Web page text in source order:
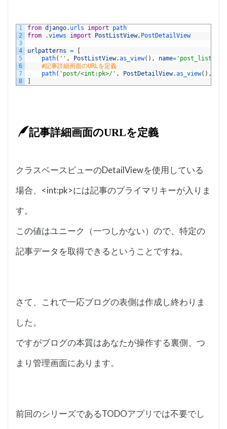
1
2
3
4
5
6
7
8
from django. urls import
path
from
.views import PostListView, PostDetailView
urlpatterns =
path( '' , PostListView.as_view( ) , name= 'post_list'
#記事詳細画面のURLを定義
path( 'post/<int:pk>/' , PostDetailView.as_view( ) ,
記事詳細画面のURLを定義
クラスベースビューのDetailViewを使用している
場合、<int:pk>には記事のプライマリキーが入りま
す。
この値はユニーク（一つしかない）ので、特定の
記事データを取得できるということですね。
さて、これで一応ブログの表側は作成し終わりま
した。
ですがブログの本質はあなたが操作する裏側、つ
まり管理画面にあります。
前回のシリーズであるTODOアプリでは不要でし